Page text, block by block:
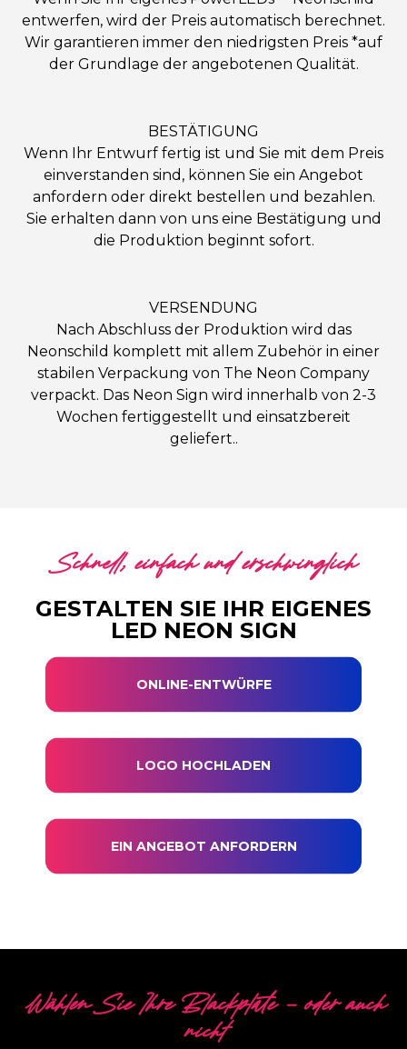
entwerfen, wird der Preis automatisch berechnet.
Wir garantieren immer den niedrigsten Preis *auf
der Grundlage der angebotenen Qualität.
BESTÄTIGUNG
Wenn Ihr Entwurf fertig ist und Sie mit dem Preis
einverstanden sind, können Sie ein Angebot
anfordern oder direkt bestellen und bezahlen.
Sie erhalten dann von uns eine Bestätigung und
die Produktion beginnt sofort.
VERSENDUNG
Nach Abschluss der Produktion wird das
Neonschild komplett mit allem Zubehör in einer
stabilen Verpackung von The Neon Company
verpackt. Das Neon Sign wird innerhalb von 2-3
Wochen fertiggestellt und einsatzbereit
geliefert..
Schnell, einfach und erschwinglich
GESTALTEN SIE IHR EIGENES
LED NEON SIGN
ONLINE-ENTWÜRFE
LOGO HOCHLADEN
EIN ANGEBOT ANFORDERN
Wählen Sie Ihre Blackplate - oder auch
nicht